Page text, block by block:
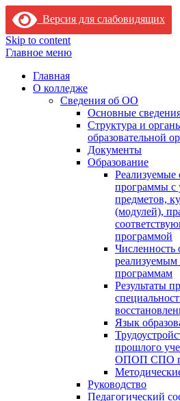
Версия для слабовидящих
Skip to content
Главное меню
Главная
О колледже
Сведения об ОО
Основные
Структура и
образовательной
Документы
Образование
Реализуемые
программы с
предметов,
(модулей),
программой
реализуемым
программам
Результаты
Язык
прошлого
ОПОП СПО по
Руководство
Педагогический